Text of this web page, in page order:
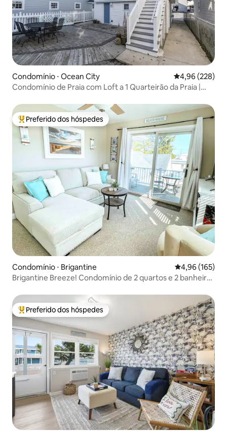
Condomínio ⋅ Ocean City 4,96 de uma
4,96 (228)
Condomínio de Praia com Loft a 1 Quarteirão da Praia |
Entre os melhores preferidos dos hóspedes
Preferido dos hóspedes
Condomínio ⋅ Brigantine 4,96 de uma
4,96 (165)
Brigantine Breeze! Condomínio de 2 quartos e 2 banheiros
Entre os melhores preferidos dos hóspedes
Preferido dos hóspedes